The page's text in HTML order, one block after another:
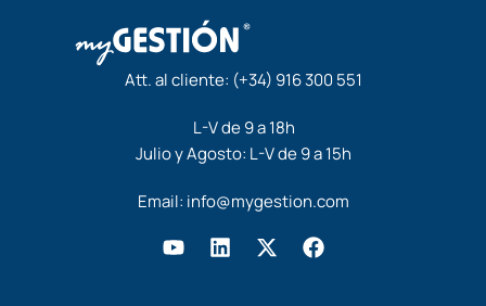
Att. al cliente: (+34) 916 300 551
L-V de 9 a 18h
Julio y Agosto: L-V de 9 a 15h
Email: info@mygestion.com
Y L X F
a